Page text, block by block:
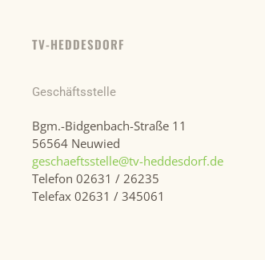
TV-HEDDESDORF
Geschäftsstelle
Bgm.-Bidgenbach-Straße 11
56564 Neuwied
geschaeftsstelle@tv-heddesdorf.de
Telefon 02631 / 26235
Telefax 02631 / 345061